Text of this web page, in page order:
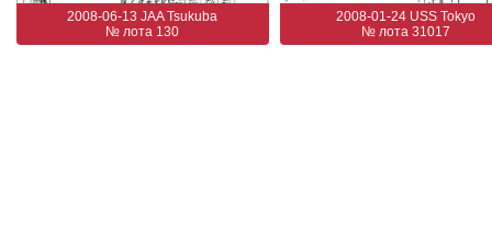
2008-06-13 JAA Tsukuba
№ лота 130
2008-01-24 USS Tokyo
№ лота 31017